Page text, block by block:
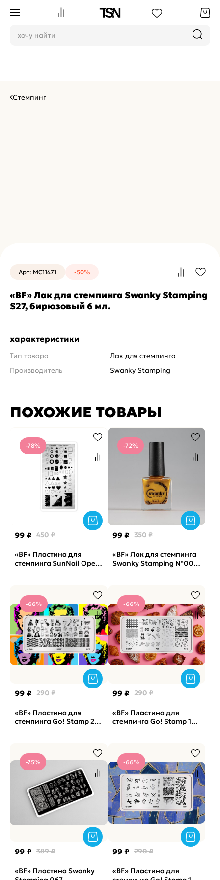
Стемпинг
Арт: MC11471 -50%
«BF» Лак для стемпинга Swanky Stamping
S27, бирюзовый 6 мл.
характеристики
Тип товара
Лак для стемпинга
Производитель
Swanky Stamping
ПОХОЖИЕ ТОВАРЫ
-78%
99 ₽ 450 ₽
«BF» Пластина для
стемпинга SunNail Open
-72%
99 ₽ 350 ₽
«BF» Лак для стемпинга
Swanky Stamping №003,
-66%
99 ₽ 290 ₽
«BF» Пластина для
стемпинга Go! Stamp 275
-66%
99 ₽ 290 ₽
«BF» Пластина для
стемпинга Go! Stamp 118
-75%
99 ₽ 389 ₽
«BF» Пластина Swanky
-66%
99 ₽ 290 ₽
«BF» Пластина для